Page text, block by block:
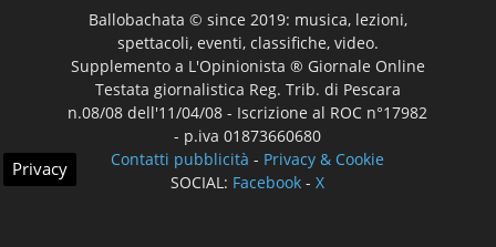
Ballobachata © since 2019: musica, lezioni,
spettacoli, eventi, classifiche, video.
Supplemento a L'Opinionista ® Giornale Online
Testata giornalistica Reg. Trib. di Pescara
n.08/08 dell'11/04/08 - Iscrizione al ROC n°17982
- p.iva 01873660680
Contatti pubblicità - Privacy & Cookie
SOCIAL: Facebook -X
Privacy